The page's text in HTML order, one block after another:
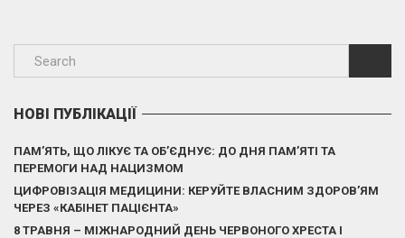
НОВІ ПУБЛІКАЦІЇ
ПАМ’ЯТЬ, ЩО ЛІКУЄ ТА ОБ’ЄДНУЄ: ДО ДНЯ ПАМ’ЯТІ ТА
ПЕРЕМОГИ НАД НАЦИЗМОМ
ЦИФРОВІЗАЦІЯ МЕДИЦИНИ: КЕРУЙТЕ ВЛАСНИМ ЗДОРОВ’ЯМ
ЧЕРЕЗ «КАБІНЕТ ПАЦІЄНТА»
8 ТРАВНЯ – МІЖНАРОДНИЙ ДЕНЬ ЧЕРВОНОГО ХРЕСТА І